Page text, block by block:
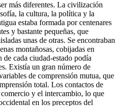
más diferentes. La civilización
la cultura, la política y la
estaba formada por centenares
y bastante pequeñas, que
unas de otras. Se encontraban
montañosas, cobijadas en
cada ciudad-estado podía
Existía un gran número de
de comprensión mutua, que
total. Los contactos de
comercio y el intercambio, lo que
en los preceptos del